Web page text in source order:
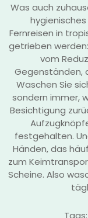
Was auch
Fernreisen in
getrieben
vom
Gegenständen,
Waschen Sie
sondern immer,
Besichtigung
festgehalten.
Händen, das
zum
Scheine. Also
Tags: